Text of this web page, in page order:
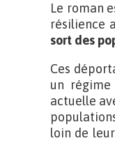
Le roman
résilience
sort des
Ces
un régime
actuelle
loin de